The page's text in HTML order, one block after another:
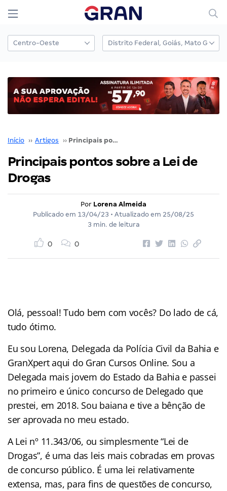
Início ›› Artigos ›› Principais pontos sobre a Lei de Drogas
Principais pontos sobre a Lei de
Drogas
Por Lorena Almeida
Publicado em 13/04/23 • Atualizado em 25/08/25
3 min. de leitura
0 0
Olá, pessoal! Tudo bem com vocês? Do lado de cá,
tudo ótimo.
Eu sou Lorena, Delegada da Polícia Civil da Bahia e
GranXpert aqui do Gran Cursos Online. Sou a
Delegada mais jovem do Estado da Bahia e passei
no primeiro e único concurso de Delegado que
prestei, em 2018. Sou baiana e tive a bênção de
ser aprovada no meu estado.
A Lei nº 11.343/06, ou simplesmente “Lei de
Drogas”, é uma das leis mais cobradas em provas
de concurso público. É uma lei relativamente
extensa, mas, para fins de questões de concurso,